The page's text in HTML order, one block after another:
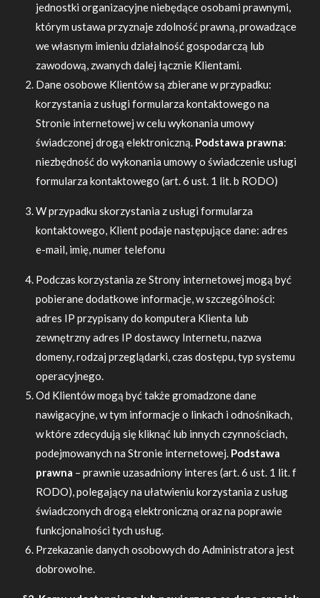
jednostki organizacyjne niebędące osobami prawnymi,
którym ustawa przyznaje zdolność prawną, prowadzące
we własnym imieniu działalność gospodarczą lub
zawodową, zwanych dalej łącznie Klientami.
Dane osobowe Klientów są zbierane w przypadku:
korzystania z usługi formularza kontaktowego na
Stronie internetowej w celu wykonania umowy
świadczonej drogą elektroniczną. Podstawa prawna:
niezbędność do wykonania umowy o świadczenie usługi
formularza kontaktowego (art. 6 ust. 1 lit. b RODO)
W przypadku skorzystania z usługi formularza
kontaktowego, Klient podaje następujące dane: adres
e-mail, imię, numer telefonu
Podczas korzystania ze Strony internetowej mogą być
pobierane dodatkowe informacje, w szczególności:
adres IP przypisany do komputera Klienta lub
zewnętrzny adres IP dostawcy Internetu, nazwa
domeny, rodzaj przeglądarki, czas dostępu, typ systemu
operacyjnego.
Od Klientów mogą być także gromadzone dane
nawigacyjne, w tym informacje o linkach i odnośnikach,
w które zdecydują się kliknąć lub innych czynnościach,
podejmowanych na Stronie internetowej. Podstawa
prawna – prawnie uzasadniony interes (art. 6 ust. 1 lit. f
RODO), polegający na ułatwieniu korzystania z usług
świadczonych drogą elektroniczną oraz na poprawie
funkcjonalności tych usług.
Przekazanie danych osobowych do Administratora jest
dobrowolne.